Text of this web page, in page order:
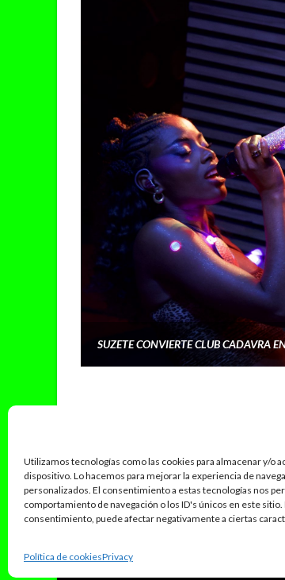
Utilizamos tecnologías como las cookies para almacenar y/o
dispositivo. Lo hacemos para mejorar la experiencia de
personalizados. El consentimiento a estas tecnologías nos
comportamiento de navegación o los ID's únicos en este
consentimiento, puede afectar negativamente a ciertas
Política de cookiesPrivacy
POLITICA PRIVACIDAD POLÍTICA DE